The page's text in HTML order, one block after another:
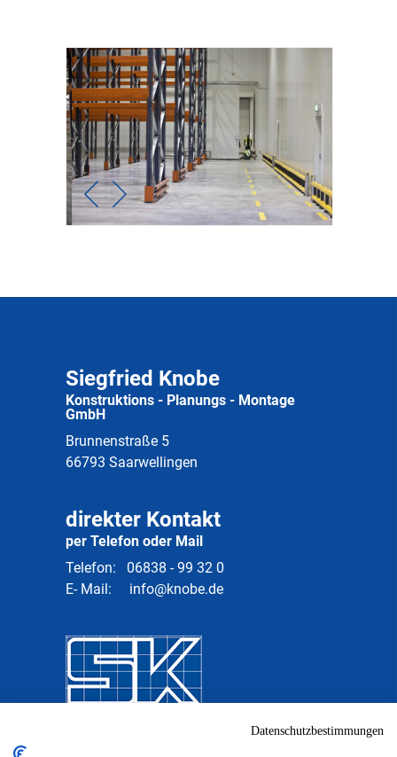
Siegfried Knobe
Konstruktions - Planungs - Montage
GmbH
Brunnenstraße 5
66793 Saarwellingen
direkter Kontakt
per Telefon oder Mail
Telefon: 06838 - 99 32 0
E- Mail: info@knobe.de
Datenschutzbestimmungen